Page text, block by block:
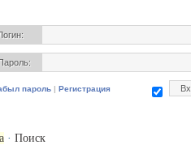
пароль | Регистрация
· Поиск